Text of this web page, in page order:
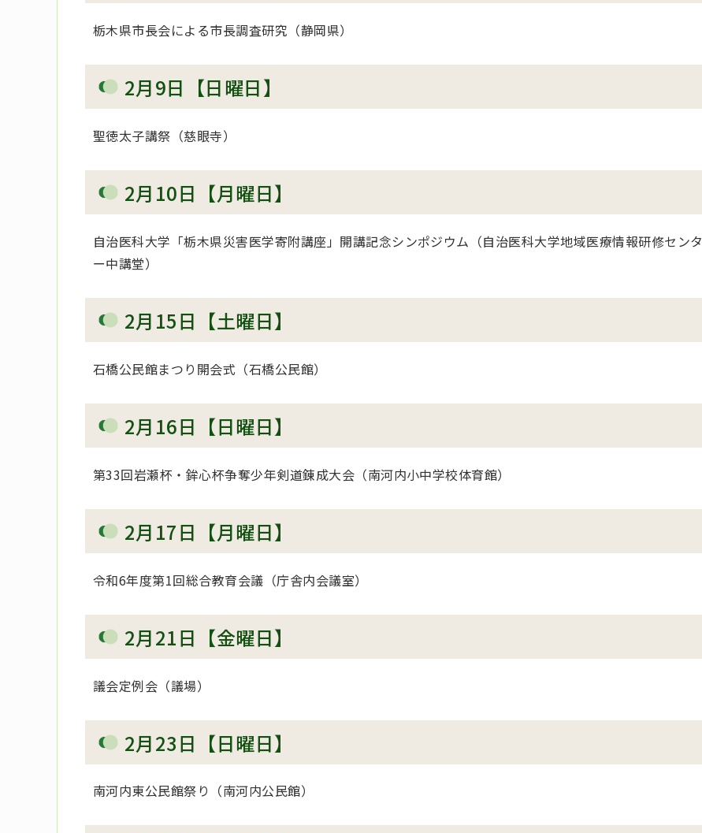
栃木県市長会による市長調査研究（静岡県）
2月9日【日曜日】
聖徳太子講祭（慈眼寺）
2月10日【月曜日】
自治医科大学「栃木県災害医学寄附講座」開講記念シンポジウム（自治医科大学地域医療情報研修センタ
ー中講堂）
2月15日【土曜日】
石橋公民館まつり開会式（石橋公民館）
2月16日【日曜日】
第33回岩瀬杯・鉾心杯争奪少年剣道錬成大会（南河内小中学校体育館）
2月17日【月曜日】
令和6年度第1回総合教育会議（庁舎内会議室）
2月21日【金曜日】
議会定例会（議場）
2月23日【日曜日】
南河内東公民館祭り（南河内公民館）